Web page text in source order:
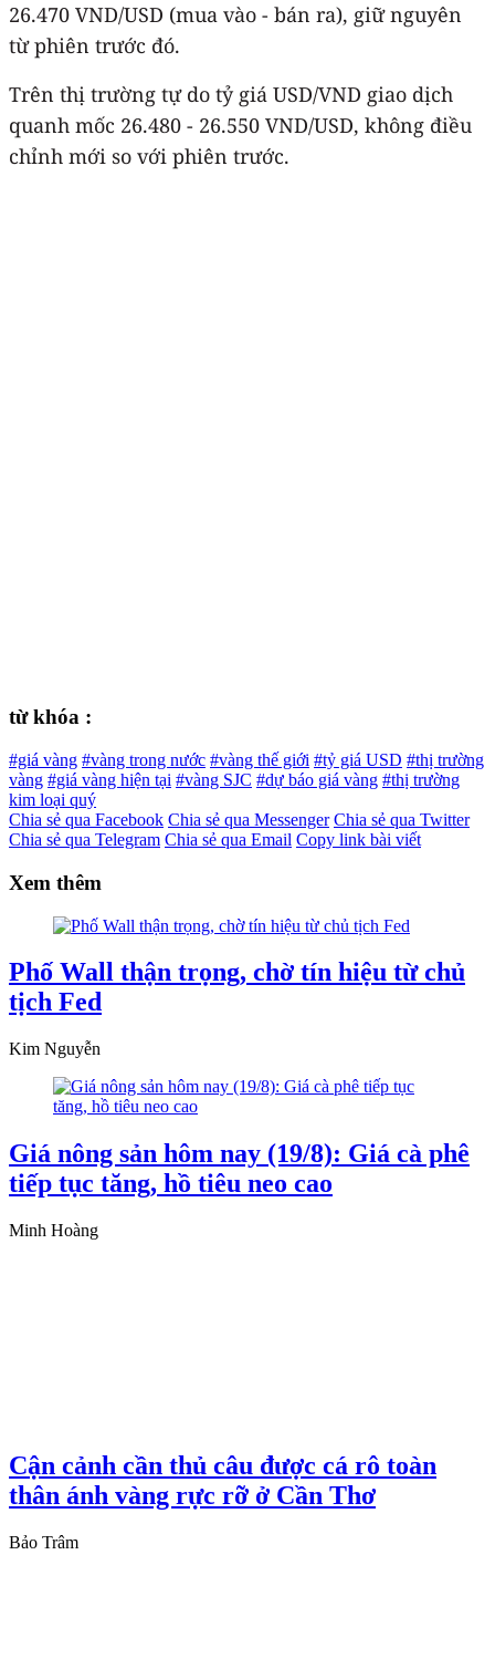
26.470 VND/USD (mua vào - bán ra), giữ nguyên
từ phiên trước đó.
Trên thị trường tự do tỷ giá USD/VND giao dịch
quanh mốc 26.480 - 26.550 VND/USD, không điều
chỉnh mới so với phiên trước.
từ khóa :
#giá vàng #vàng trong nước #vàng thế giới #tỷ giá USD #thị trường
vàng #giá vàng hiện tại #vàng SJC #dự báo giá vàng #thị trường
kim loại quý
Chia sẻ qua Facebook Chia sẻ qua Messenger Chia sẻ qua Twitter
Chia sẻ qua Telegram Chia sẻ qua Email Copy link bài viết
Xem thêm
Phố Wall thận trọng, chờ tín hiệu từ chủ
tịch Fed
Kim Nguyễn
Giá nông sản hôm nay (19/8): Giá cà phê
tiếp tục tăng, hồ tiêu neo cao
Minh Hoàng
Cận cảnh cần thủ câu được cá rô toàn
thân ánh vàng rực rỡ ở Cần Thơ
Bảo Trâm